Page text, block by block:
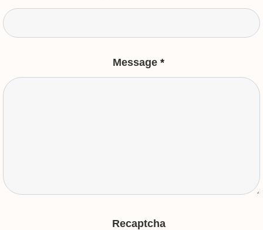
Message *
Recaptcha